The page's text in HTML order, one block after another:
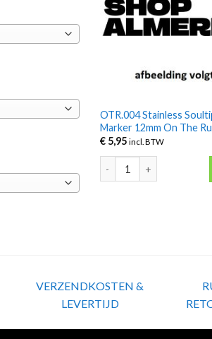
OTR.004 Stainless
Marker 12mm On The
€ 5,95 incl. BTW
VERZENDKOSTEN &
LEVERTIJD